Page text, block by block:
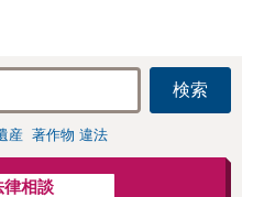
検索
産 著作物 違法
律相談